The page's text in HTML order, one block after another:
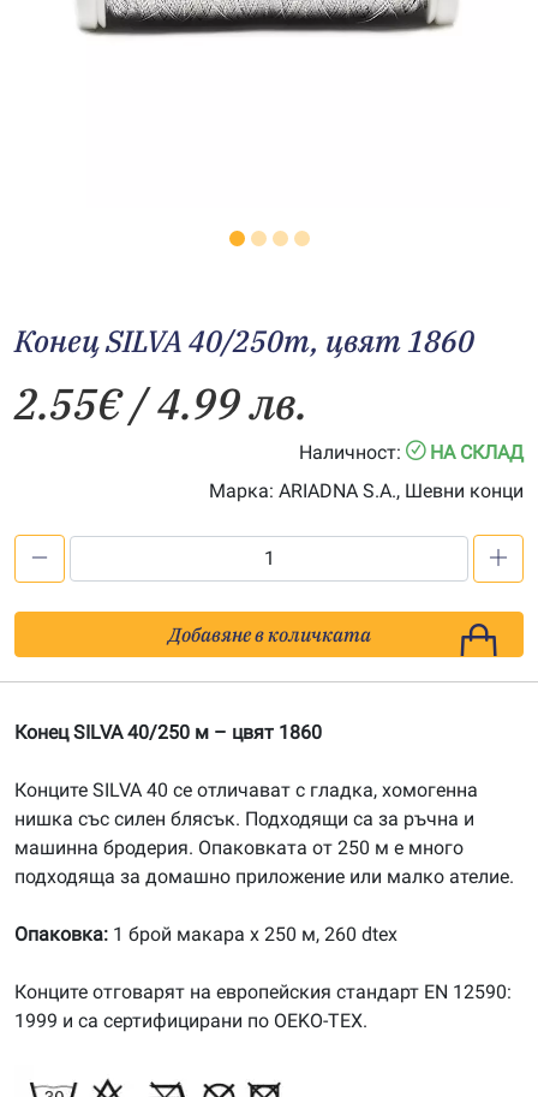
Конец SILVA 40/250m, цвят 1860
2.55€/ 4.99 лв.
Наличност:
НА СКЛАД
Марка: ARIADNA S.A., Шевни конци
SILVA
40/250m,
1860
Добавяне в количката
Конец SILVA 40/250 м – цвят 1860
Конците SILVA 40 се отличават с гладка, хомогенна
нишка със силен блясък. Подходящи са за ръчна и
машинна бродерия. Опаковката от 250 м е много
подходяща за домашно приложение или малко ателие.
Опаковка: 1 брой макара х 250 м, 260 dtex
Конците отговарят на европейския стандарт EN 12590:
1999 и са сертифицирани по OEKO-TEX.